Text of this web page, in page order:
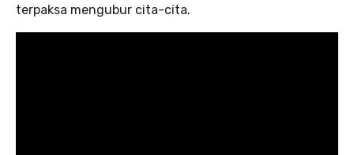
terpaksa mengubur cita-cita.